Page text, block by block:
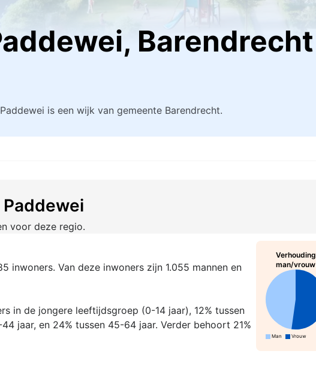
Barendrecht
is een wijk van gemeente Barendrecht.
voor deze regio.
inwoners. Van deze inwoners zijn 1.055 mannen en
in de jongere leeftijdsgroep (0-14 jaar), 12% tussen
jaar, en 24% tussen 45-64 jaar. Verder behoort 21%
Verhouding
man/vrouw
Man Vrouw